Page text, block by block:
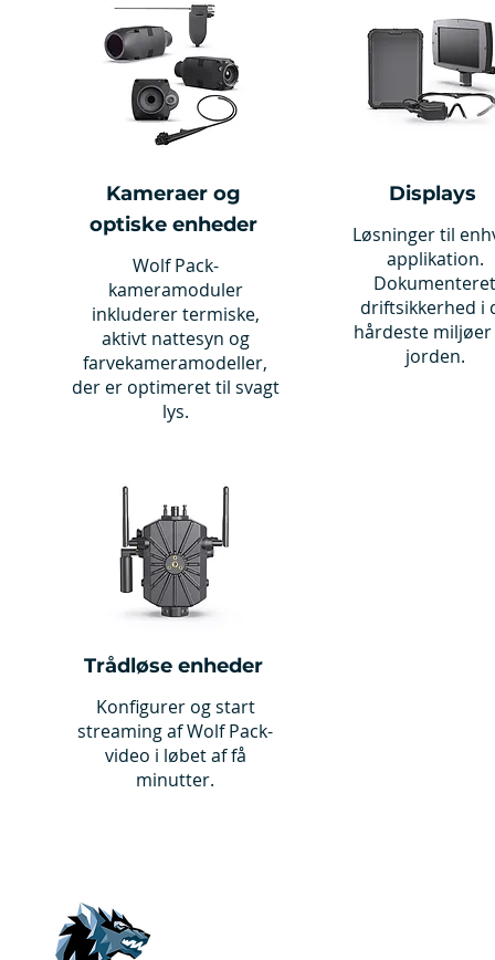
Kameraer og
optiske enheder
Wolf Pack-
kameramoduler
inkluderer termiske,
aktivt nattesyn og
farvekameramodeller,
der er optimeret til svagt
lys.
Trådløse enheder
Konfigurer og start
streaming af Wolf Pack-
video i løbet af få
minutter.
Displays
Løsninger til
applikation.
Dokumenteret
driftsikkerhed i
hårdeste miljøer
jorden.